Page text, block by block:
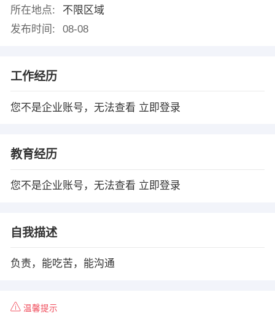
所在地点:
不限区域
发布时间:
08-08
工作经历
您不是企业账号，无法查看 立即登录
教育经历
您不是企业账号，无法查看 立即登录
自我描述
负责，能吃苦，能沟通
温馨提示